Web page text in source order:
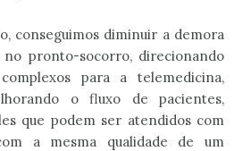
conseguimos diminuir a demora
pronto-socorro, direcionando
para a telemedicina,
o fluxo de pacientes,
que podem ser atendidos com
a mesma qualidade de um